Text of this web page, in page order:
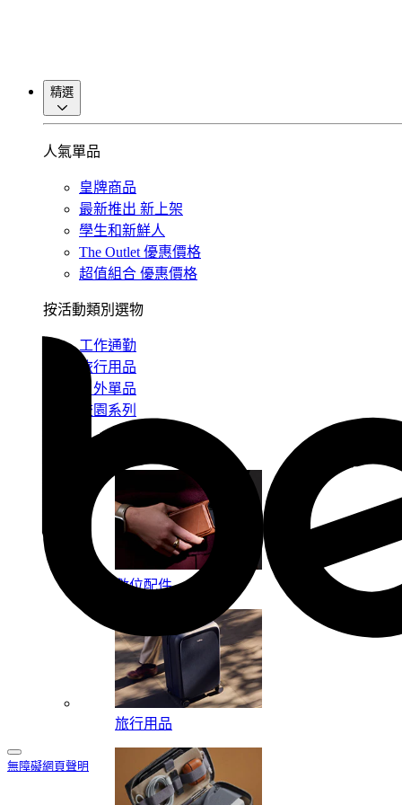
無障礙網頁聲明
精選
人氣單品
皇牌商品
最新推出 新上架
學生和新鮮人
The Outlet 優惠價格
超值組合 優惠價格
按活動類別選物
工作通勤
旅行用品
戶外單品
校園系列
數位配件
旅行用品